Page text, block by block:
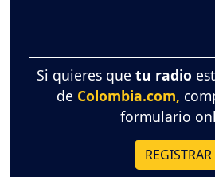
Si quieres que tu radio
de Colombia.com,
formulario
REGISTRAR